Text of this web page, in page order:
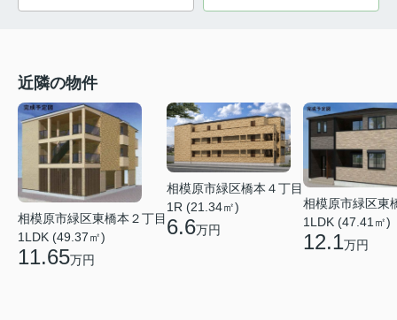
近隣の物件
相模原市緑区東橋本２丁目
1LDK (49.37㎡)
11.65万円
相模原市緑区橋本４丁目
1R (21.34㎡)
6.6万円
相模原市緑区東
1LDK (47.41㎡)
12.1万円